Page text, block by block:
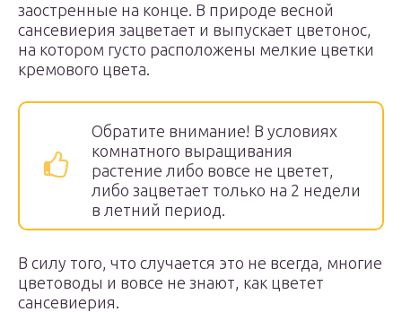
заостренные на конце. В природе весной
сансевиерия зацветает и выпускает цветонос,
на котором густо расположены мелкие цветки
кремового цвета.
Обратите внимание! В условиях
комнатного выращивания
растение либо вовсе не цветет,
либо зацветает только на 2 недели
в летний период.
В силу того, что случается это не всегда, многие
цветоводы и вовсе не знают, как цветет
сансевиерия.